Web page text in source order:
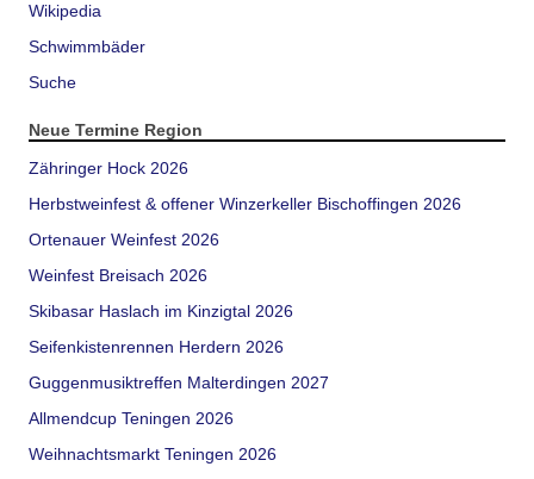
Wikipedia
Schwimmbäder
Suche
Neue Termine Region
Zähringer Hock 2026
Herbstweinfest & offener Winzerkeller Bischoffingen 2026
Ortenauer Weinfest 2026
Weinfest Breisach 2026
Skibasar Haslach im Kinzigtal 2026
Seifenkistenrennen Herdern 2026
Guggenmusiktreffen Malterdingen 2027
Allmendcup Teningen 2026
Weihnachtsmarkt Teningen 2026